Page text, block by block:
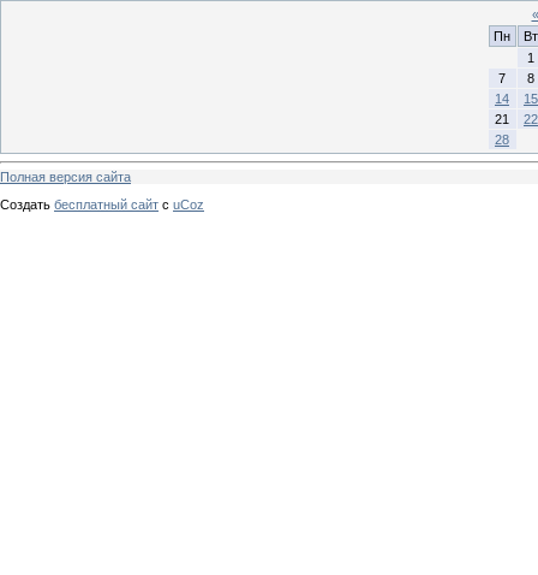
«
Пн
Вт
1
7
8
14
15
21
22
28
Полная версия сайта
Создать бесплатный сайт с uCoz